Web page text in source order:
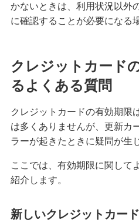
かないときは、利用状況以外
に確認することが必要になる
クレジットカード
るよくある質問
クレジットカードの有効期限
は多くありませんが、更新カ
ラーが起きたときに疑問が生
ここでは、有効期限に関して
紹介します。
新しいクレジットカー